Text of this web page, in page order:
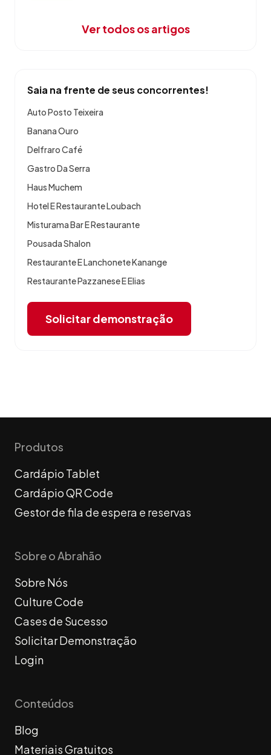
Ver todos os artigos
Saia na frente de seus concorrentes!
Auto Posto Teixeira
Banana Ouro
Delfraro Café
Gastro Da Serra
Haus Muchem
Hotel E Restaurante Loubach
Misturama Bar E Restaurante
Pousada Shalon
Restaurante E Lanchonete Kanange
Restaurante Pazzanese E Elias
Solicitar demonstração
Produtos
Cardápio Tablet
Cardápio QR Code
Gestor de fila de espera e reservas
Sobre o Abrahão
Sobre Nós
Culture Code
Cases de Sucesso
Solicitar Demonstração
Login
Conteúdos
Blog
Materiais Gratuitos